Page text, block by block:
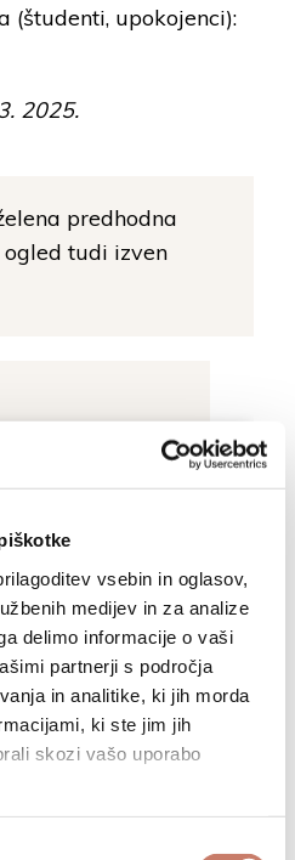
vsebin in oglasov,
medijev in za analize
delimo informacije o vaši
partnerji s področja
in analitike, ki jih morda
ki ste jim jih
skozi vašo uporabo
(študenti, upokojenci):
2025.
predhodna
tudi izven
37 266 00
idrija-